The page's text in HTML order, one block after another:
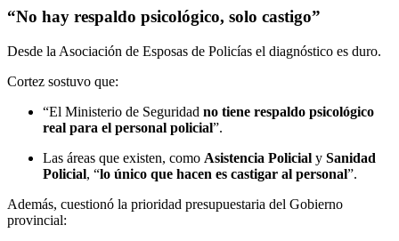
“No hay respaldo psicológico, solo castigo”
Desde la Asociación de Esposas de Policías el diagnóstico es duro.
Cortez sostuvo que:
“El Ministerio de Seguridad no tiene respaldo psicológico
real para el personal policial”.
Las áreas que existen, como Asistencia Policial y Sanidad
Policial, “lo único que hacen es castigar al personal”.
Además, cuestionó la prioridad presupuestaria del Gobierno
provincial: